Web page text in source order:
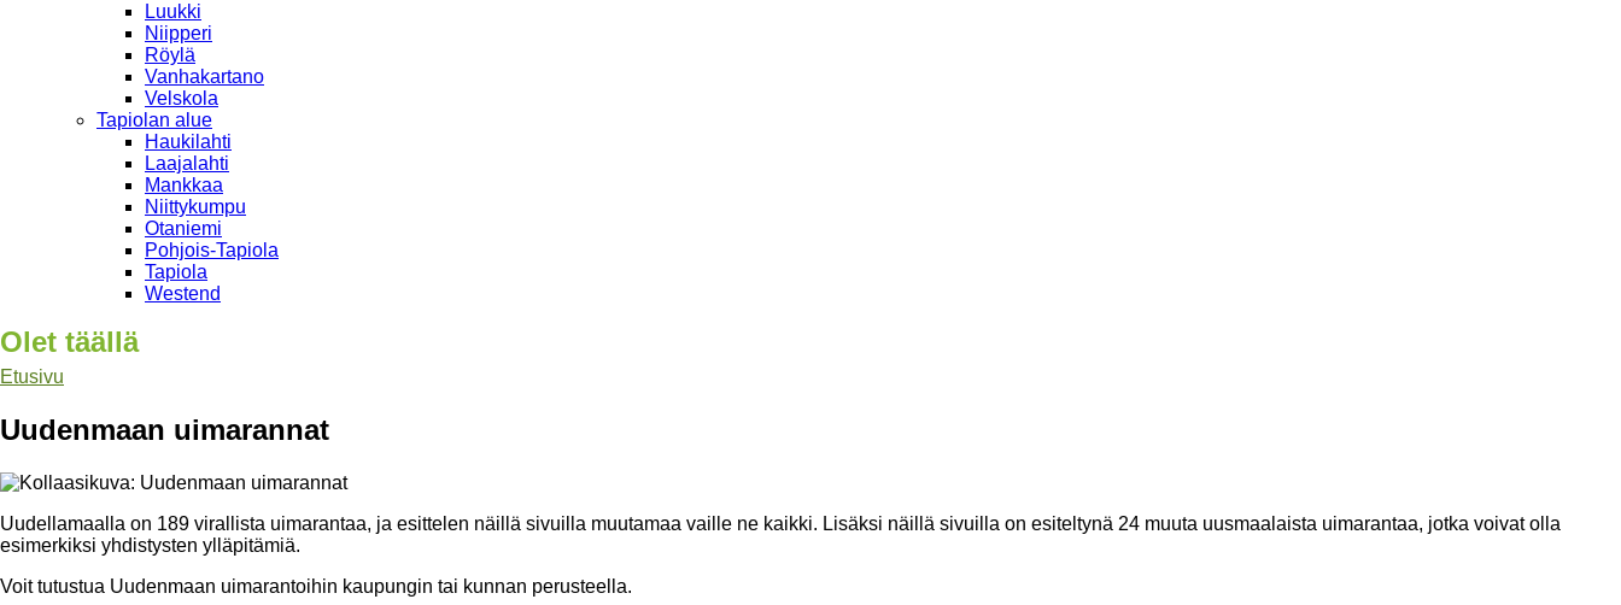
Luukki
Niipperi
Röylä
Vanhakartano
Velskola
Tapiolan alue
Haukilahti
Laajalahti
Mankkaa
Niittykumpu
Otaniemi
Pohjois-Tapiola
Tapiola
Westend
Olet täällä
Etusivu
Uudenmaan uimarannat
Uudellamaalla on 189 virallista uimarantaa, ja esittelen näillä sivuilla muutamaa vaille ne kaikki. Lisäksi näillä sivuilla on esiteltynä 24 muuta uusmaalaista uimarantaa, jotka voivat olla
esimerkiksi yhdistysten ylläpitämiä.
Voit tutustua Uudenmaan uimarantoihin kaupungin tai kunnan perusteella.